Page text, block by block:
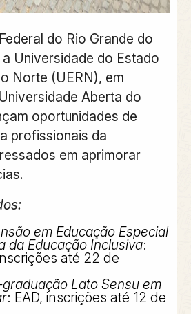
do Rio Grande do
Universidade do Estado
Norte (UERN), em
Aberta do
oportunidades de
profissionais da
em aprimorar
em Educação Especial
da Educação Inclusiva:
até 22 de
Lato Sensu em
: EAD, inscrições até 12 de